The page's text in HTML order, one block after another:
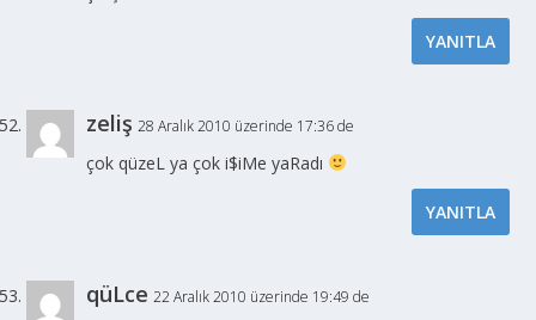
YANITLA
zeliş 28 Aralık 2010 üzerinde 17:36 de
çok qüzeL ya çok i$iMe yaRadı
YANITLA
qüLce 22 Aralık 2010 üzerinde 19:49 de